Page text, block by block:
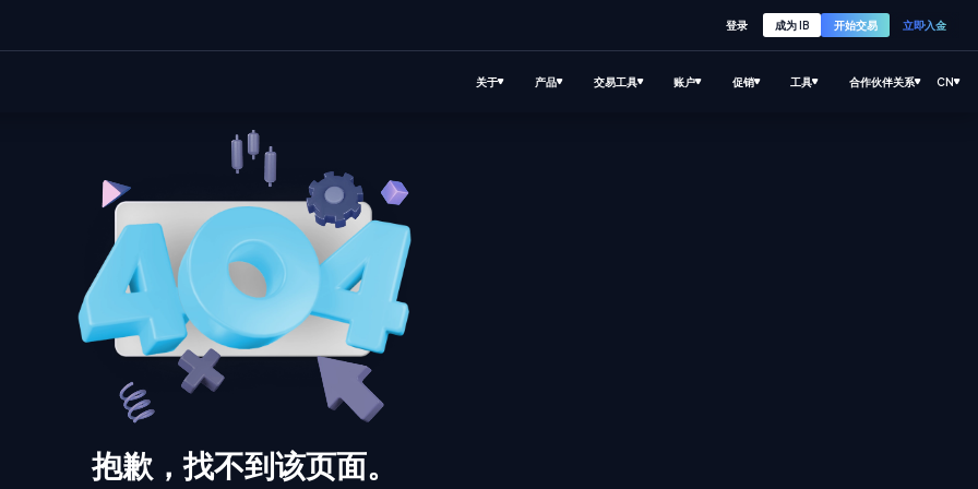
登录 成为 IB 开始交易 立即入金
关于 产品 交易工具 账户 促销 工具 合作伙伴关系 CN
抱歉，找不到该页面。